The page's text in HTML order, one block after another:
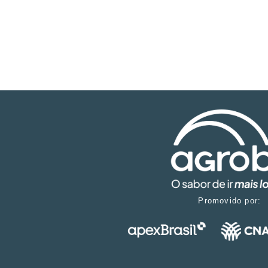
Promovido por: